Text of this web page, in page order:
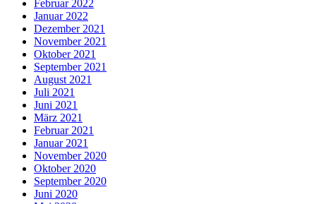
Februar 2022
Januar 2022
Dezember 2021
November 2021
Oktober 2021
September 2021
August 2021
Juli 2021
Juni 2021
März 2021
Februar 2021
Januar 2021
November 2020
Oktober 2020
September 2020
Juni 2020